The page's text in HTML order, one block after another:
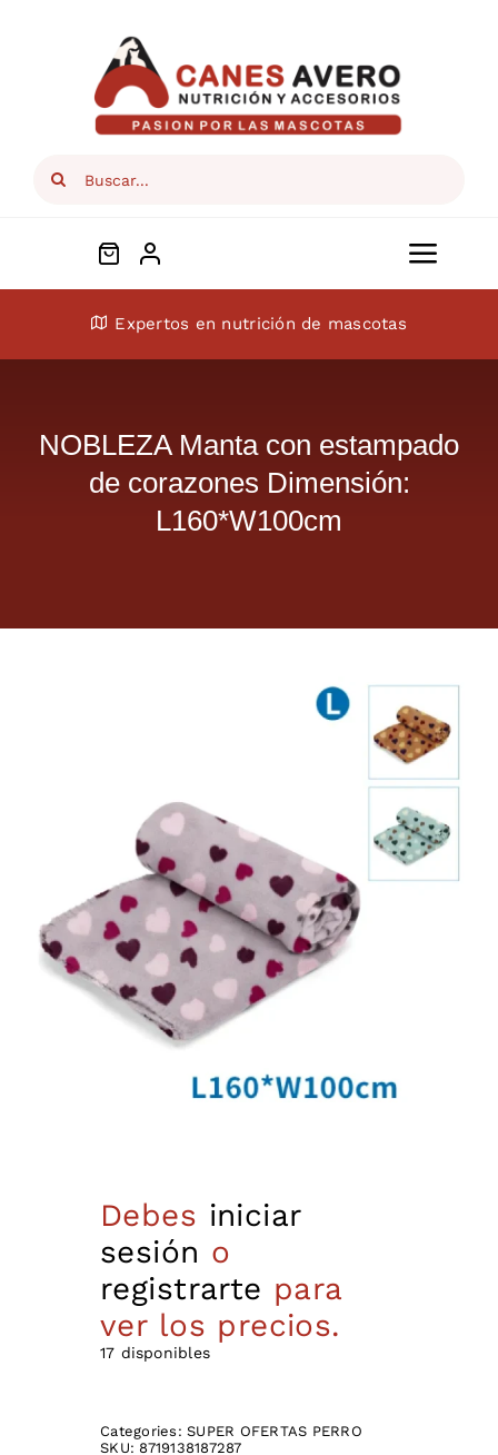
Search
Conócenos
Super Ofertas
Contacto
Expertos en nutrición de mascotas
NOBLEZA Manta con estampado
de corazones Dimensión:
L160*W100cm
Debes iniciar
sesión o
registrarte para
ver los precios.
17 disponibles
Categories:SUPER OFERTAS PERRO
SKU: 8719138187287